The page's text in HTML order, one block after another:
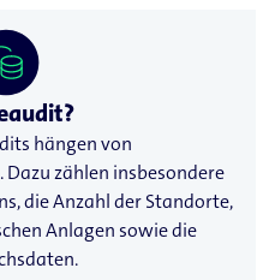
hängen von
zählen insbesondere
die Anzahl der Standorte,
Anlagen sowie die